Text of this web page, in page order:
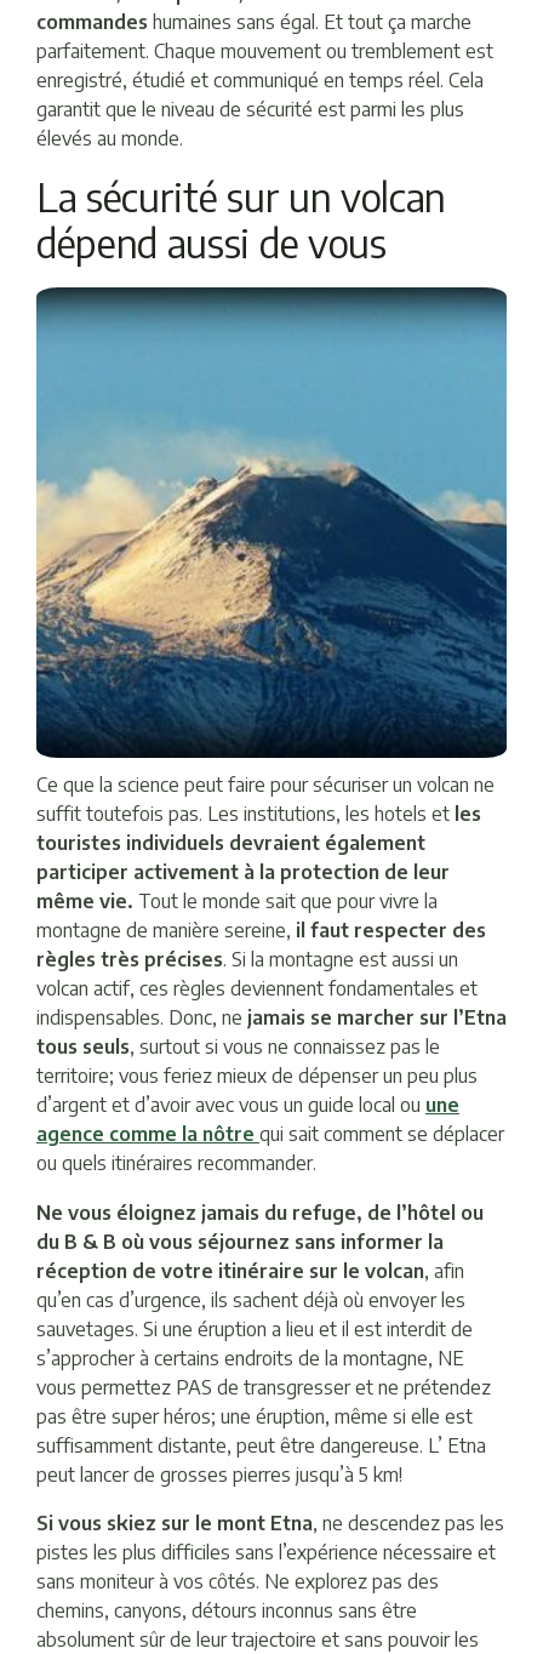
commandes humaines sans égal. Et tout ça marche
parfaitement. Chaque mouvement ou tremblement est
enregistré, étudié et communiqué en temps réel. Cela
garantit que le niveau de sécurité est parmi les plus
élevés au monde.
La sécurité sur un volcan
dépend aussi de vous
Ce que la science peut faire pour sécuriser un volcan ne
suffit toutefois pas. Les institutions, les hotels et les
touristes individuels devraient également
participer activement à la protection de leur
même vie. Tout le monde sait que pour vivre la
montagne de manière sereine, il faut respecter des
règles très précises. Si la montagne est aussi un
volcan actif, ces règles deviennent fondamentales et
indispensables. Donc, ne jamais se marcher sur l’Etna
tous seuls, surtout si vous ne connaissez pas le
territoire; vous feriez mieux de dépenser un peu plus
d’argent et d’avoir avec vous un guide local ou une
agence comme la nôtre qui sait comment se déplacer
ou quels itinéraires recommander.
Ne vous éloignez jamais du refuge, de l’hôtel ou
du B & B où vous séjournez sans informer la
réception de votre itinéraire sur le volcan, afin
qu’en cas d’urgence, ils sachent déjà où envoyer les
sauvetages. Si une éruption a lieu et il est interdit de
s’approcher à certains endroits de la montagne, NE
vous permettez PAS de transgresser et ne prétendez
pas être super héros; une éruption, même si elle est
suffisamment distante, peut être dangereuse. L’ Etna
peut lancer de grosses pierres jusqu’à 5 km!
Si vous skiez sur le mont Etna, ne descendez pas les
pistes les plus difficiles sans l’expérience nécessaire et
sans moniteur à vos côtés. Ne explorez pas des
chemins, canyons, détours inconnus sans être
absolument sûr de leur trajectoire et sans pouvoir les